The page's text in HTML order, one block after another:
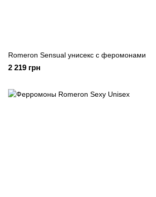
Romeron Sensual унисекс с феромонами
2 219 грн